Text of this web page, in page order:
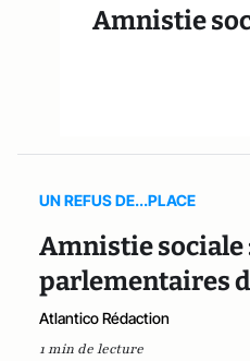
Amnistie
UN REFUS DE...PLACE
Amnistie sociale
parlementaires
Atlantico Rédaction
1 min de lecture